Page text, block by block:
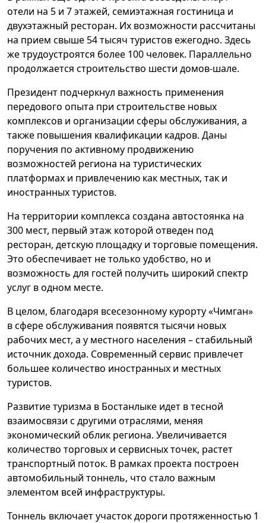
отели на 5 и 7 этажей, семиэтажная гостиница и
двухэтажный ресторан. Их возможности рассчитаны
на прием свыше 54 тысяч туристов ежегодно. Здесь
же трудоустроятся более 100 человек. Параллельно
продолжается строительство шести домов-шале.
Президент подчеркнул важность применения
передового опыта при строительстве новых
комплексов и организации сферы обслуживания, а
также повышения квалификации кадров. Даны
поручения по активному продвижению
возможностей региона на туристических
платформах и привлечению как местных, так и
иностранных туристов.
На территории комплекса создана автостоянка на
300 мест, первый этаж которой отведен под
ресторан, детскую площадку и торговые помещения.
Это обеспечивает не только удобство, но и
возможность для гостей получить широкий спектр
услуг в одном месте.
В целом, благодаря всесезонному курорту «Чимган»
в сфере обслуживания появятся тысячи новых
рабочих мест, а у местного населения – стабильный
источник дохода. Современный сервис привлечет
большее количество иностранных и местных
туристов.
Развитие туризма в Бостанлыке идет в тесной
взаимосвязи с другими отраслями, меняя
экономический облик региона. Увеличивается
количество торговых и сервисных точек, растет
транспортный поток. В рамках проекта построен
автомобильный тоннель, что стало важным
элементом всей инфраструктуры.
Тоннель включает участок дороги протяженностью 1